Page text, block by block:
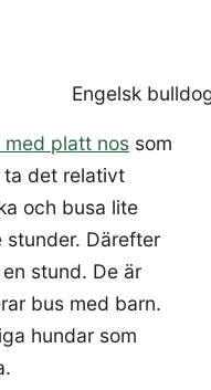
med platt nos som
ta det relativt
och busa lite
stunder. Därefter
stund. De är
bus med barn.
hundar som